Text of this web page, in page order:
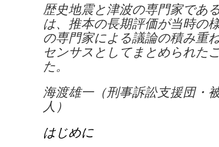
歴史地震と津波の専門家であ
は、推本の長期評価が当時の
の専門家による議論の積み重
センサスとしてまとめられた
た。
海渡雄一（刑事訴訟支援団・
人）
はじめに